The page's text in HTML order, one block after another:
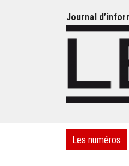
Journal
Les numéros